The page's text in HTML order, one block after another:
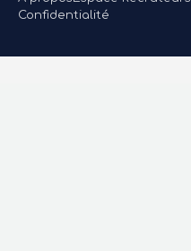
Confidentialité